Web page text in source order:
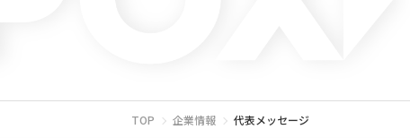
TOP 企業情報 代表メッセージ